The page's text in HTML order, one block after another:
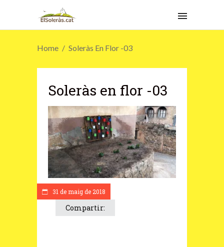
Home Soleràs En Flor -03
31 de maig de 2018
Soleràs en flor -03
Compartir: